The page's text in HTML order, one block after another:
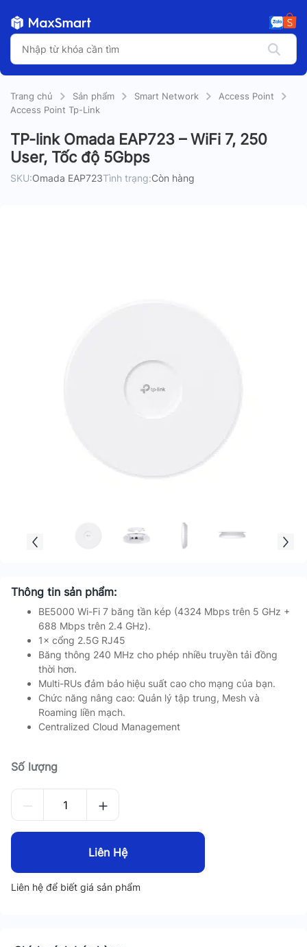
Trang chủ Sản phẩm Smart Network
Access Point
Access Point Tp-Link
TP-link Omada EAP723 – WiFi 7, 250
User, Tốc độ 5Gbps
SKU:Omada EAP723Tình trạng:Còn hàng
Thông tin sản phẩm:
BE5000 Wi-Fi 7 băng tần kép (4324 Mbps trên 5 GHz +
688 Mbps trên 2.4 GHz).
1× cổng 2.5G RJ45
Băng thông 240 MHz cho phép nhiều truyền tải đồng
thời hơn.
Multi-RUs đảm bảo hiệu suất cao cho mạng của bạn.
Chức năng nâng cao: Quản lý tập trung, Mesh và
Roaming liền mạch.
Centralized Cloud Management
Số lượng
Liên Hệ
Liên hệ để biết giá sản phẩm